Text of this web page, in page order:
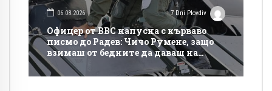
06.08.2026 7 Dni Plovdiv
Офицер от ВВС напусна с кърваво
писмо до Радев: Чичо Румене, защо
взимаш от бедните да даваш на
богатите?